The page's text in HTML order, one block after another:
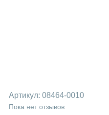
Артикул: 08464-0010
Пока нет отзывов